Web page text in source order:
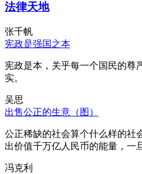
法律天地
张千帆
宪政是强国之本
宪政是本，关乎每一个国民的尊
实。
吴思
出售公正的生意（图）
公正稀缺的社会算个什么样的社
出价值千万亿人民币的能量，一
冯克利